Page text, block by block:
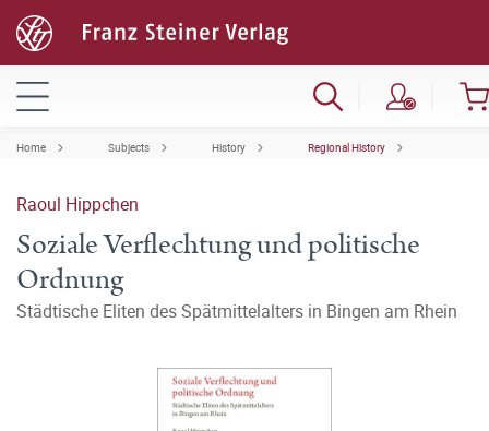
Home Subjects History Regional History
Raoul Hippchen
Soziale Verflechtung und politische
Ordnung
Städtische Eliten des Spätmittelalters in Bingen am Rhein